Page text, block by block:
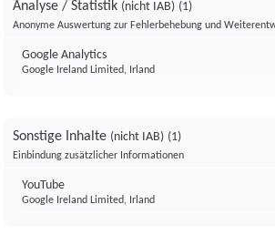
Analyse / Statistik (nicht IAB) (1)
Anonyme Auswertung zur Fehlerbehebung und
Google Analytics
Google Ireland Limited, Irland
Sonstige Inhalte (nicht IAB) (1)
Einbindung zusätzlicher Informationen
YouTube
Google Ireland Limited, Irland